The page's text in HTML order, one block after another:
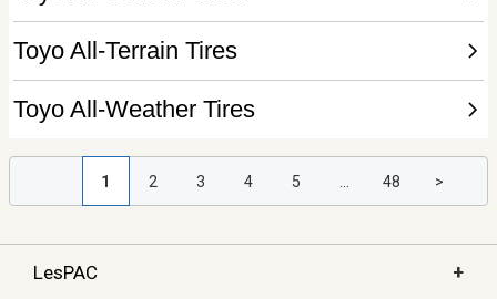
1 2 3 4 5 48 >
LesPAC +